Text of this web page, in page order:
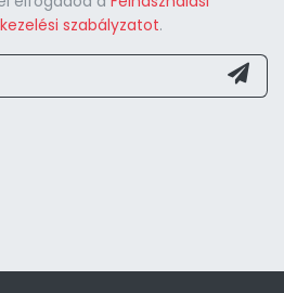
szabályzatot.